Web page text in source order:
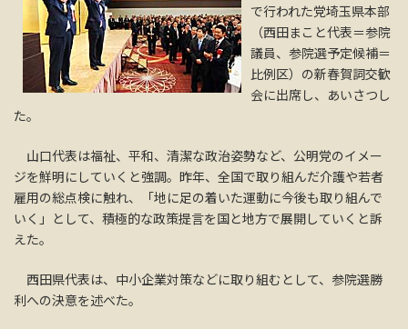
で行われた党埼玉県本部
（西田まこと代表＝参院
議員、参院選予定候補＝
比例区）の新春賀詞交歓
会に出席し、あいさつし
た。
山口代表は福祉、平和、清潔な政治姿勢など、公明党のイメー
ジを鮮明にしていくと強調。昨年、全国で取り組んだ介護や若者
雇用の総点検に触れ、「地に足の着いた運動に今後も取り組んで
いく」として、積極的な政策提言を国と地方で展開していくと訴
えた。
西田県代表は、中小企業対策などに取り組むとして、参院選勝
利への決意を述べた。